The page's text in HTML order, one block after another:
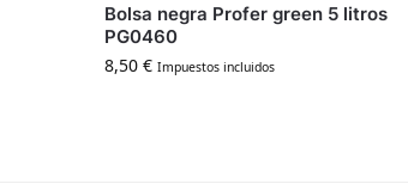
Bolsa negra Profer green 5 litros
PG0460
8,50€ Impuestos incluidos